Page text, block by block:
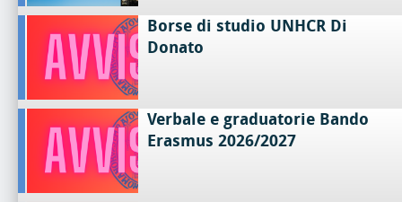
Borse di studio UNHCR Di
Donato
Verbale e graduatorie Bando
Erasmus 2026/2027